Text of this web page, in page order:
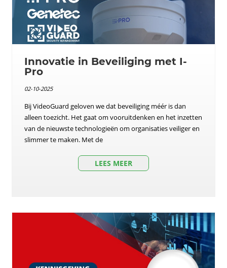
Innovatie in Beveiliging met I-
Pro
02-10-2025
Bij VideoGuard geloven we dat beveiliging méér is dan
alleen toezicht. Het gaat om vooruitdenken en het inzetten
van de nieuwste technologieën om organisaties veiliger en
slimmer te maken. Met de
LEES MEER